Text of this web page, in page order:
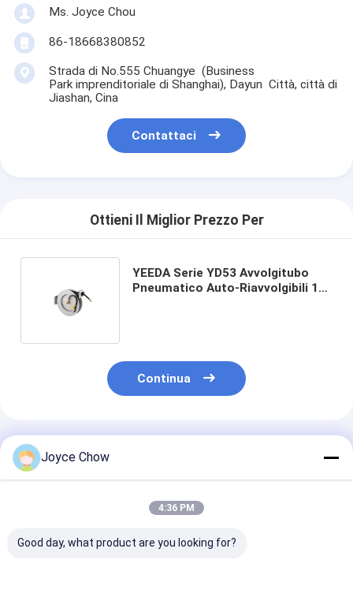
Ms. Joyce Chou
86-18668380852
Strada di No.555 Chuangye (Business
Park imprenditoriale di Shanghai), Dayun Città, città di
Jiashan, Cina
Contattaci
Ottieni Il Miglior Prezzo Per
YEEDA Serie YD53 Avvolgitubo
Pneumatico Auto-Riavvolgibili 10-
Continua
Prodotti Raccomandati
Joyce Chow
4:36 PM
Good day, what product are you looking for?